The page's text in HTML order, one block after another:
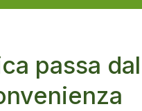
passa